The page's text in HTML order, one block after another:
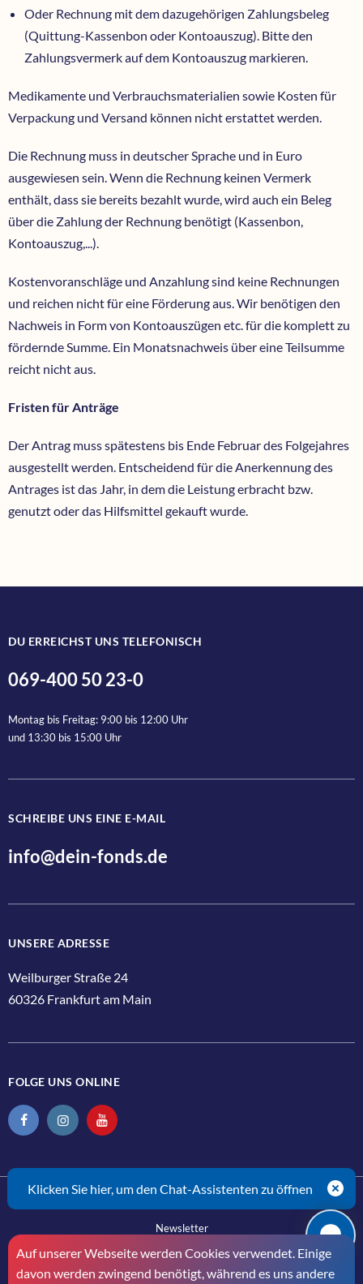
Oder Rechnung mit dem dazugehörigen Zahlungsbeleg
(Quittung-Kassenbon oder Kontoauszug). Bitte den
Zahlungsvermerk auf dem Kontoauszug markieren.
Medikamente und Verbrauchsmaterialien sowie Kosten für
Verpackung und Versand können nicht erstattet werden.
Die Rechnung muss in deutscher Sprache und in Euro
ausgewiesen sein. Wenn die Rechnung keinen Vermerk
enthält, dass sie bereits bezahlt wurde, wird auch ein Beleg
über die Zahlung der Rechnung benötigt (Kassenbon,
Kontoauszug,...).
Kostenvoranschläge und Anzahlung sind keine Rechnungen
und reichen nicht für eine Förderung aus. Wir benötigen den
Nachweis in Form von Kontoauszügen etc. für die komplett zu
fördernde Summe. Ein Monatsnachweis über eine Teilsumme
reicht nicht aus.
Fristen für Anträge
Der Antrag muss spätestens bis Ende Februar des Folgejahres
ausgestellt werden. Entscheidend für die Anerkennung des
Antrages ist das Jahr, in dem die Leistung erbracht bzw.
genutzt oder das Hilfsmittel gekauft wurde.
DU ERREICHST UNS TELEFONISCH
069-400 50 23-0
Montag bis Freitag: 9:00 bis 12:00 Uhr
und 13:30 bis 15:00 Uhr
SCHREIBE UNS EINE E-MAIL
info@dein-fonds.de
UNSERE ADRESSE
Weilburger Straße 24
60326 Frankfurt am Main
FOLGE UNS ONLINE
Newsletter
Impressum
Klicken Sie hier, um den Chat-Assistenten zu öffnen
Auf unserer Webseite werden Cookies verwendet. Einige
davon werden zwingend benötigt, während es uns andere